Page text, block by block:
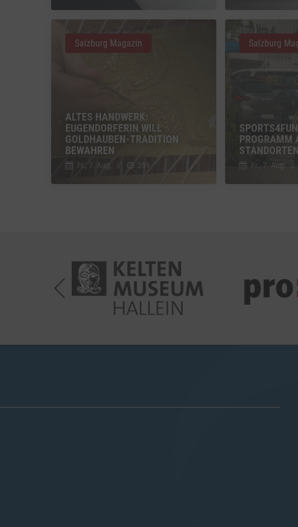
ALTES HANDWERK:
EUGENDORFERIN WILL
GOLDHAUBEN-TRADITION
BEWAHREN
Fr., 7. Aug. // 259
Salzburg Magazin
PROGRAMM
Fr., 7. Aug. //
Salzburg
YouTube